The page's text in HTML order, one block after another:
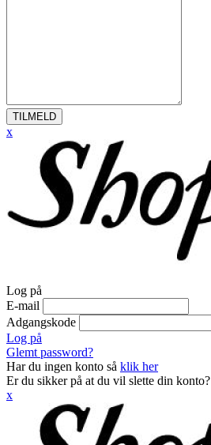
TILMELD
x
Log på
E-mail
Adgangskode
Log på
Glemt password?
Har du ingen konto så klik her
Er du sikker på at du vil slette din konto?
x